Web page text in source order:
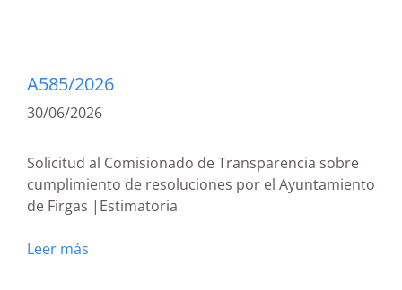
A585/2026
30/06/2026
Solicitud al Comisionado de Transparencia sobre
cumplimiento de resoluciones por el Ayuntamiento
de Firgas |Estimatoria
Leer más